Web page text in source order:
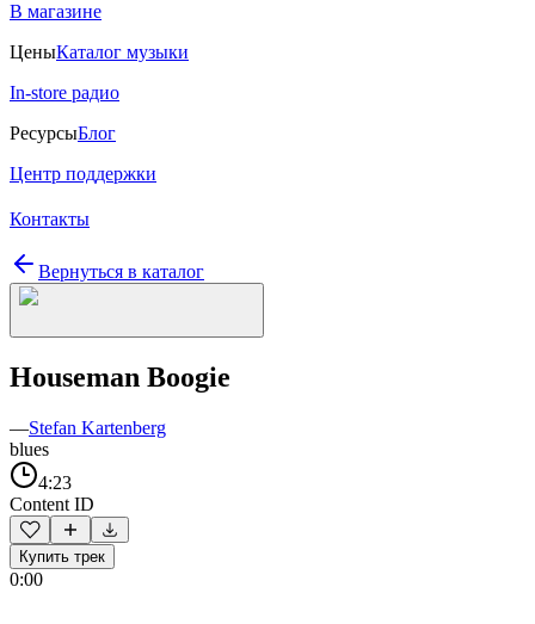
В магазине
ЦеныКаталог музыки
In-store радио
РесурсыБлог
Центр поддержки
Контакты
Вернуться в каталог
Houseman Boogie
—Stefan Kartenberg
blues
4:23
Content ID
Купить трек
0:00